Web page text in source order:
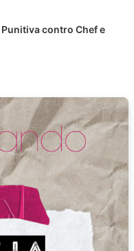
contro Chef e